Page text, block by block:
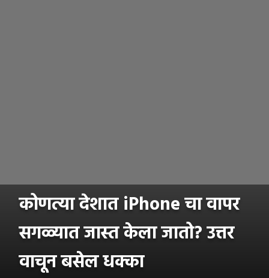
कोणत्या देशात iPhone चा वापर
सगळ्यात जास्त केला जातो? उत्तर
वाचून बसेल धक्का